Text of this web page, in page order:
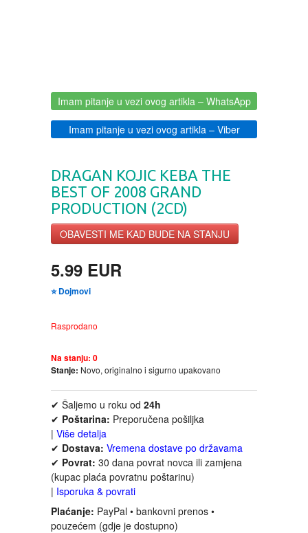
DRAMA
DRUSTVENA IGRA
DUH I TELO
EDUKATIVNI
EROTSKI
HOROR
INTERNET I RAČUNARI
ISTORIJSKI
KLASICI
KNJIGE ZA DECU
100% PRIRODNO
Imam pitanje u vezi ovog artikla – WhatsApp
Imam pitanje u vezi ovog artikla – Viber
DRAGAN KOJIC KEBA THE
BEST OF 2008 GRAND
PRODUCTION (2CD)
OBAVESTI ME KAD BUDE NA STANJU
5.99 EUR
⭐ Dojmovi
Rasprodano
Na stanju: 0
Stanje: Novo, originalno i sigurno upakovano
✔ Šaljemo u roku od 24h
✔ Poštarina: Preporučena pošiljka
| Više detalja
✔ Dostava: Vremena dostave po državama
✔ Povrat: 30 dana povrat novca ili zamjena
(kupac plaća povratnu poštarinu)
| Isporuka & povrati
Plaćanje: PayPal • bankovni prenos •
pouzećem (gdje je dostupno)